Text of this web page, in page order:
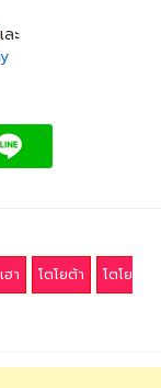
ะ
ฮา โตโยต้า
โตโย